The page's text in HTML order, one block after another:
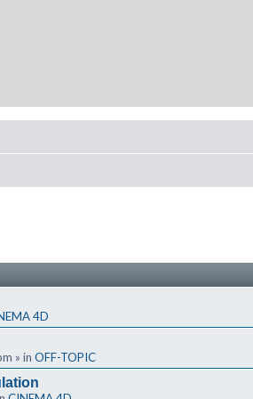
4D
» in OFF-TOPIC